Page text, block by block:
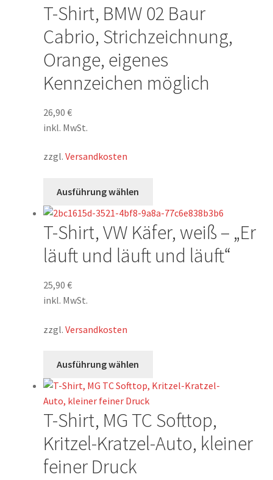
T-Shirt, BMW 02 Baur
Cabrio, Strichzeichnung,
Orange, eigenes
Kennzeichen möglich
26,90 €
inkl. MwSt.
zzgl. Versandkosten
Ausführung wählen
weist
mehrere
Varianten
auf.
werden
T-Shirt, VW Käfer, weiß – „Er
läuft und läuft und läuft“
25,90 €
inkl. MwSt.
zzgl. Versandkosten
Ausführung wählen
weist
Varianten
Die
T-Shirt, MG TC Softtop,
Kritzel-Kratzel-Auto, kleiner
feiner Druck